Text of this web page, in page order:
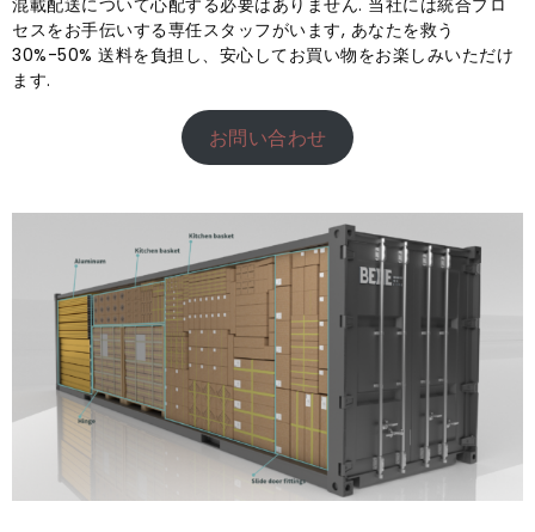
セスをお手伝いする専任スタッフがいます, あなたを救う
30%-50% 送料を負担し、安心してお買い物をお楽しみいただけ
ます.
お問い合わせ